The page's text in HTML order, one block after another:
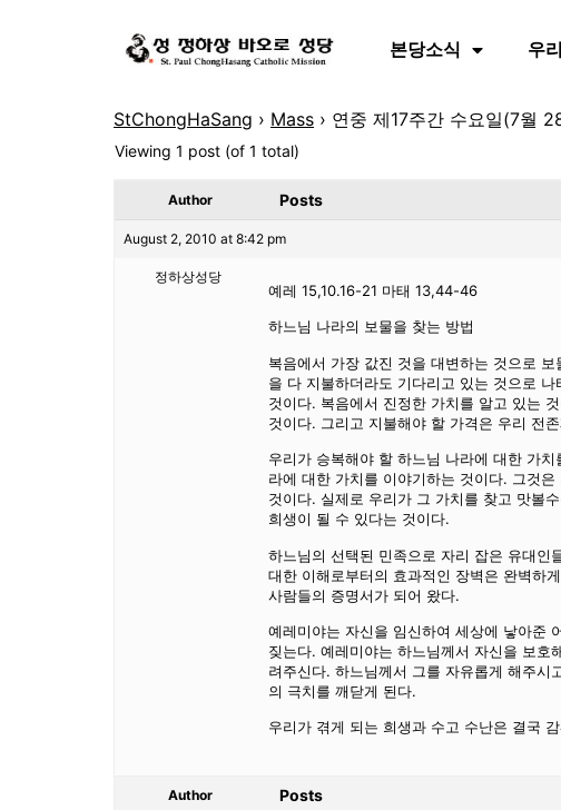
본당소식 우
StChongHaSang › Mass › 연중 제17주간 수요일(7월
Viewing 1 post (of 1 total)
Author Posts
August 2, 2010 at 8:42 pm
정하상성당
예레 15,10.16-21 마태 13,44-46
하느님 나라의 보물을 찾는 방법
복음에서 가장 값진 것을 대변하는 것으로
을 다 지불하더라도 기다리고 있는 것으로
것이다. 복음에서 진정한 가치를 알고 있는
것이다. 그리고 지불해야 할 가격은 우리 전
우리가 승복해야 할 하느님 나라에 대한 가
라에 대한 가치를 이야기하는 것이다. 그것
것이다. 실제로 우리가 그 가치를 찾고 맛볼
희생이 될 수 있다는 것이다.
하느님의 선택된 민족으로 자리 잡은 유대인
대한 이해로부터의 효과적인 장벽은 완벽하
사람들의 증명서가 되어 왔다.
예레미야는 자신을 임신하여 세상에 낳아준
짖는다. 예레미야는 하느님께서 자신을 보
려주신다. 하느님께서 그를 자유롭게 해주
의 극치를 깨닫게 된다.
우리가 겪게 되는 희생과 수고 수난은 결국
Author Posts